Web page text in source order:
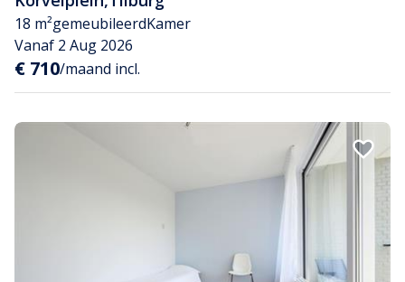
18 m²gemeubileerdKamer
Vanaf 2 Aug 2026
€ 710/maand incl.